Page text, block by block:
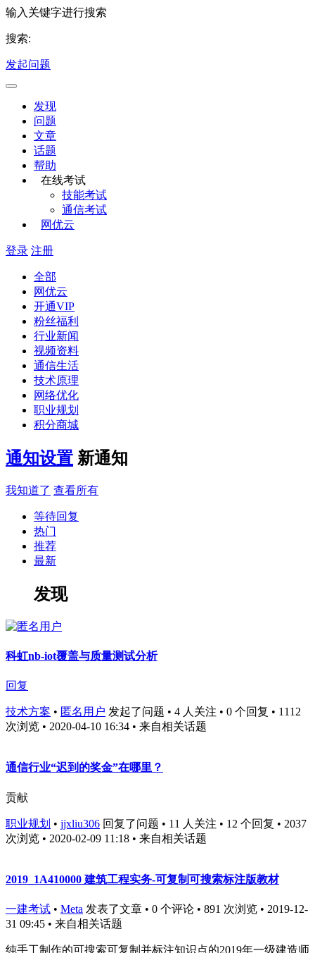
输入关键字进行搜索
搜索:
发起问题
发现
问题
文章
话题
帮助
在线考试
技能考试
通信考试
网优云
登录 注册
全部
网优云
开通VIP
粉丝福利
行业新闻
视频资料
通信生活
技术原理
网络优化
职业规划
积分商城
通知设置 新通知
我知道了 查看所有
等待回复
热门
推荐
最新
发现
科虹nb-iot覆盖与质量测试分析
回复
技术方案 • 匿名用户 发起了问题 • 4 人关注 • 0 个回复 • 1112
次浏览 • 2020-04-10 16:34 • 来自相关话题
通信行业“迟到的奖金”在哪里？
贡献
职业规划 • jjxliu306 回复了问题 • 11 人关注 • 12 个回复 • 2037
次浏览 • 2020-02-09 11:18 • 来自相关话题
2019_1A410000 建筑工程实务-可复制可搜索标注版教材
一建考试 • Meta 发表了文章 • 0 个评论 • 891 次浏览 • 2019-12-
31 09:45 • 来自相关话题
纯手工制作的可搜索可复制并标注知识点的2019年一级建造师